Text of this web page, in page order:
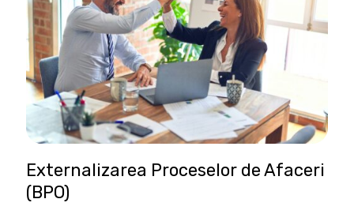
Externalizarea Proceselor de Afaceri
(BPO)